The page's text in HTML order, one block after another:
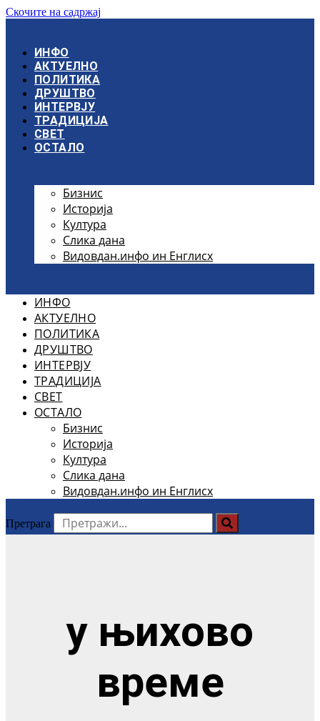
Скочите на садржај
ИНФО
АКТУЕЛНО
ПОЛИТИКА
ДРУШТВО
ИНТЕРВЈУ
ТРАДИЦИЈА
СВЕТ
ОСТАЛО
Бизнис
Историја
Култура
Слика дана
Видовдан.инфо ин Енглисх
ИНФО
АКТУЕЛНО
ПОЛИТИКА
ДРУШТВО
ИНТЕРВЈУ
ТРАДИЦИЈА
СВЕТ
ОСТАЛО
Бизнис
Историја
Култура
Слика дана
Видовдан.инфо ин Енглисх
Претрага
у њихово
време